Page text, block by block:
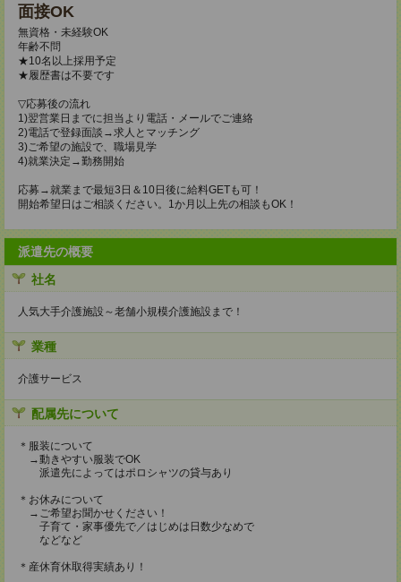
面接OK
無資格・未経験OK
年齢不問
★10名以上採用予定
★履歴書は不要です
▽応募後の流れ
1)翌営業日までに担当より電話・メールでご連絡
2)電話で登録面談→求人とマッチング
3)ご希望の施設で、職場見学
4)就業決定→勤務開始
応募→就業まで最短3日＆10日後に給料GETも可！
開始希望日はご相談ください。1か月以上先の相談もOK！
派遣先の概要
社名
人気大手介護施設～老舗小規模介護施設まで！
業種
介護サービス
配属先について
＊服装について
→動きやすい服装でOK
派遣先によってはポロシャツの貸与あり
＊お休みについて
→ご希望お聞かせください！
子育て・家事優先で／はじめは日数少なめで
などなど
＊産休育休取得実績あり！